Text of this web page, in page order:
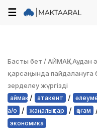
☰
Басты бет /АЙМАҚ/Аудан
қарсаңында пайдалануға
зерделеу жүргізді
аймақ / атакент /
а/о
/ жаңалықтар / қоғам
экономика